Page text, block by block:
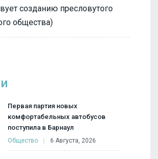
созданию пресловутого
общества)
Первая партия новых
комфортабельных автобусов
поступила в Барнаул
Общество 6 Августа, 2026